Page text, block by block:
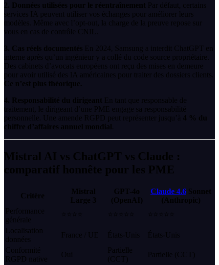
2. Données utilisées pour le réentraînement Par défaut, certains
services IA peuvent utiliser vos échanges pour améliorer leurs
modèles. Même avec l’opt-out, la charge de la preuve repose sur
vous en cas de contrôle CNIL.
3. Cas réels documentés En 2024, Samsung a interdit ChatGPT en
interne après qu’un ingénieur y a collé du code source propriétaire.
Des cabinets d’avocats européens ont reçu des mises en demeure
pour avoir utilisé des IA américaines pour traiter des dossiers clients.
Ce n’est plus théorique.
4. Responsabilité du dirigeant En tant que responsable de
traitement, le dirigeant d’une PME engage sa responsabilité
personnelle. Une amende RGPD peut représenter jusqu’à 4 % du
chiffre d’affaires annuel mondial
Mistral AI vs ChatGPT vs Claude :
comparatif honnête pour les PME
Critère
Mistral
Large 3
GPT-4o
(OpenAI)
Claude 4.6Sonnet
(Anthropic)
Performance
générale
⭐⭐⭐⭐ ⭐⭐⭐⭐⭐
⭐⭐⭐⭐⭐
Localisation
données
France / UE États-Unis
États-Unis
Conformité
RGPD native
Oui
Partielle
(CCT)
Partielle (CCT)